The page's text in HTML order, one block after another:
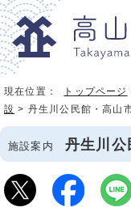
現在位置： トップページ
設 > 丹生川公民館・高山
施設案内 丹生川公